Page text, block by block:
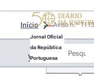
Jornal Oficial
da República
Portuguesa
Início
Voltar